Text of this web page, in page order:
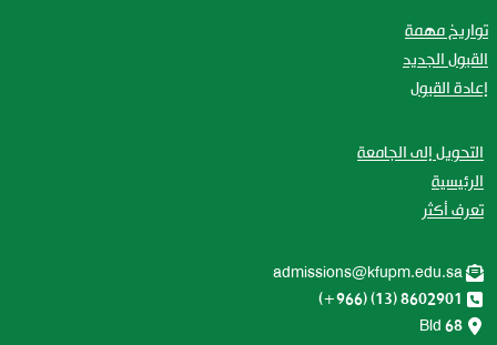
تواريخ مهمة
القبول الجديد
إعادة القبول
التحويل إلى الجامعة
الرئيسية
تعرف أكثر